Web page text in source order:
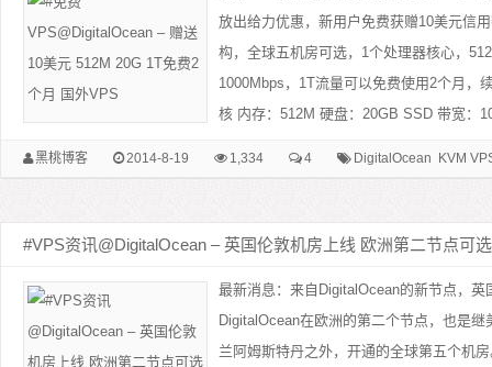
放出给力优惠，新用户免费获赠10美元信
构，全球五机房可选，1个处理器核心，
1000Mbps，1T流量可以免费使用2个月，
核 内存：512M 硬盘：20GB SSD 带宽：
黑桃博客 2014-8-19 1,334 4 DigitalOcean KVM
#VPS资讯@DigitalOcean – 英国伦敦机房上线 欧洲第二节点可选
最新消息：来自DigitalOcean的新节点，
DigitalOcean在欧洲的第二个节点，也是
兰阿姆斯特丹之外，开通的全球第五个机